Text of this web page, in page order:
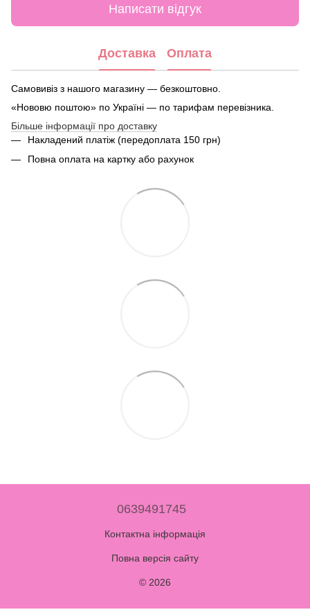
Написати відгук
Доставка Оплата
Самовивіз з нашого магазину — безкоштовно.
«Нововю поштою» по Україні — по тарифам перевізника.
Більше інформації про доставку
Накладений платіж (передоплата 150 грн)
Повна оплата на картку або рахунок
0639491745
Контактна інформація
Повна версія сайту
© 2026